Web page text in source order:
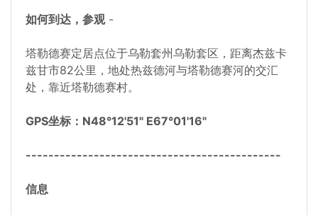
如何到达，参观-
塔勒德赛定居点位于乌勒套州乌勒套区，距离杰兹卡
兹甘市82公里，地处热兹德河与塔勒德赛河的交汇
处，靠近塔勒德赛村。
GPS坐标：N48°12'51" E67°01'16"
---------------------------------------------
信息